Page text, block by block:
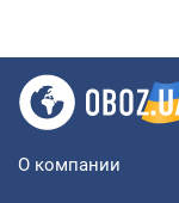
О компании